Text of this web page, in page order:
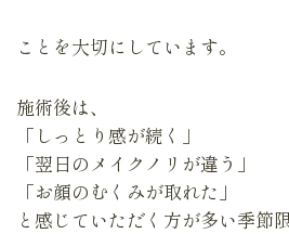
ことを大切にしています。
施術後は、
「しっとり感が続く」
「翌日のメイクノリが違う」
「お顔のむくみが取れた」
と感じていただく方が多い季節